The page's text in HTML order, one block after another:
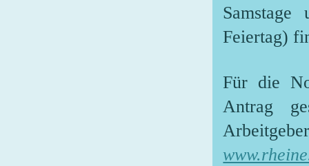
Feiertag)
Für die
Antrag